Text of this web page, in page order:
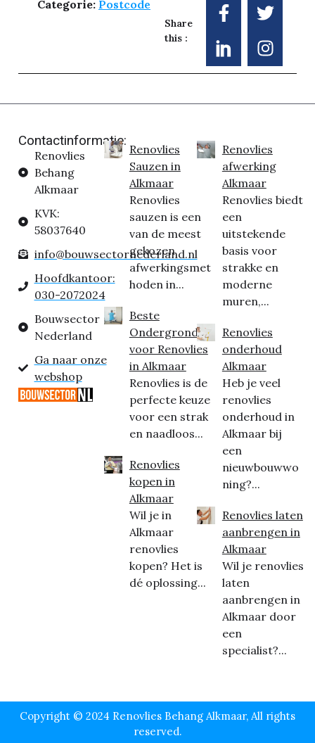
Categorie: Postcode
Share
this :
Contactinformatie:
Renovlies
Behang
Alkmaar
KVK:
58037640
info@bouwsectornederland.nl
Hoofdkantoor:
030-2072024
Bouwsector
Nederland
Ga naar onze
webshop
Renovlies
Sauzen in
Alkmaar
Renovlies
sauzen is een
van de meest
gekozen
afwerkingsmet
hoden in...
Beste
Ondergrond
voor Renovlies
in Alkmaar
Renovlies is de
perfecte keuze
voor een strak
en naadloos...
Renovlies
kopen in
Alkmaar
Wil je in
Alkmaar
renovlies
kopen? Het is
dé oplossing...
Renovlies
afwerking
Alkmaar
Renovlies biedt
een
uitstekende
basis voor
strakke en
moderne
muren,...
Renovlies
onderhoud
Alkmaar
Heb je veel
renovlies
onderhoud in
Alkmaar bij
een
nieuwbouwwo
ning?...
Renovlies laten
aanbrengen in
Alkmaar
Wil je renovlies
laten
aanbrengen in
Alkmaar door
een
specialist?...
Copyright © 2024 Renovlies Behang Alkmaar, All rights
reserved.